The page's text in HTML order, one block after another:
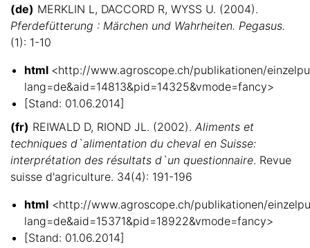
(de) MERKLIN L, DACCORD R, WYSS U. (2004).
Pferdefütterung : Märchen und Wahrheiten. Pegasus.
(1): 1-10
html <http://www.agroscope.ch/publikationen/
lang=de&aid=14813&pid=14325&vmode=fancy>
[Stand: 01.06.2014]
(fr) REIWALD D, RIOND JL. (2002). Aliments et
techniques d`alimentation du cheval en Suisse:
interprétation des résultats d`un questionnaire. Revue
suisse d'agriculture. 34(4): 191-196
html <http://www.agroscope.ch/publikationen/
lang=de&aid=15371&pid=18922&vmode=fancy>
[Stand: 01.06.2014]